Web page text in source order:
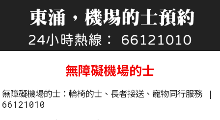
無障礙機場的士
無障礙機場的士：輪椅的士、長者接送、寵物同行服務 |
66121010